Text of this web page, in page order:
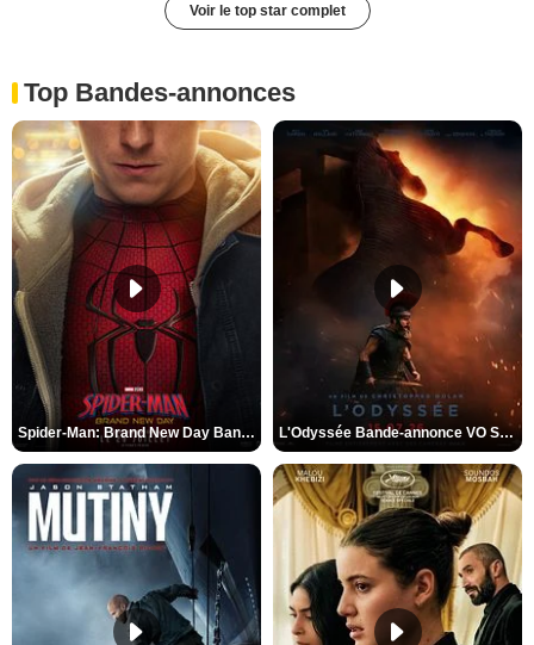
Voir le top star complet
Top Bandes-annonces
Spider-Man: Brand New Day Bande-annonce VO STFR L'Odyssée Bande-annonce VO STFR